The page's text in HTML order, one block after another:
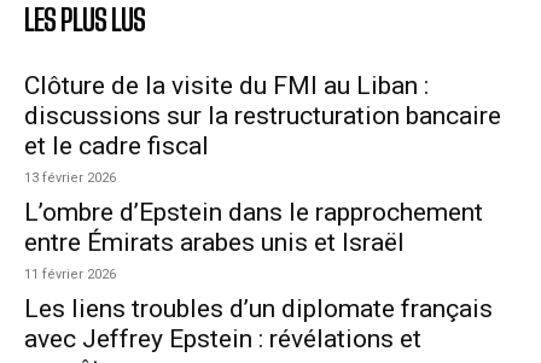
LES PLUS LUS
Clôture de la visite du FMI au Liban :
discussions sur la restructuration bancaire
et le cadre fiscal
13 février 2026
L’ombre d’Epstein dans le rapprochement
entre Émirats arabes unis et Israël
11 février 2026
Les liens troubles d’un diplomate français
avec Jeffrey Epstein : révélations et